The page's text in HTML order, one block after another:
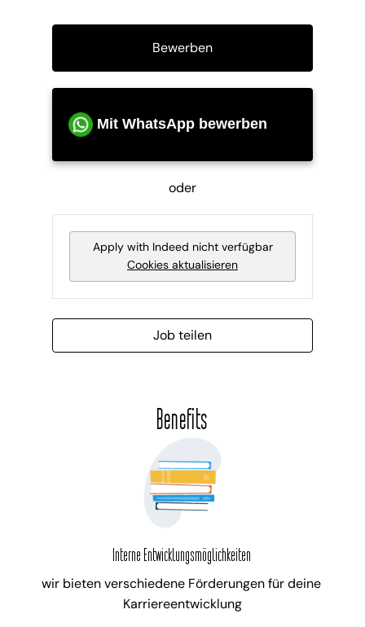
Bewerben
Mit WhatsApp bewerben
oder
Apply with Indeed nicht verfügbar
Cookies aktualisieren
Job teilen
Benefits
Interne Entwicklungsmöglichkeiten
wir bieten verschiedene Förderungen für deine
Karriereentwicklung